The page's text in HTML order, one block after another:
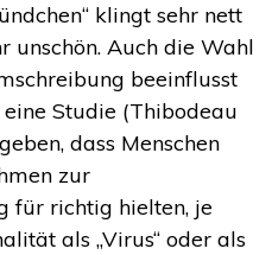
klingt sehr nett
unschön. Auch die Wahl
beeinflusst
Studie (Thibodeau
dass Menschen
zur
für richtig hielten, je
als „Virus“ oder als